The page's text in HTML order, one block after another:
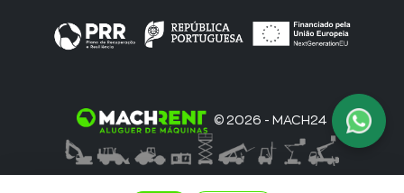
© 2026 - MACH24